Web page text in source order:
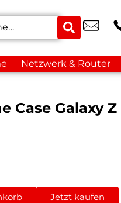
Netzwerk & Router
Case Galaxy
Jetzt kaufen